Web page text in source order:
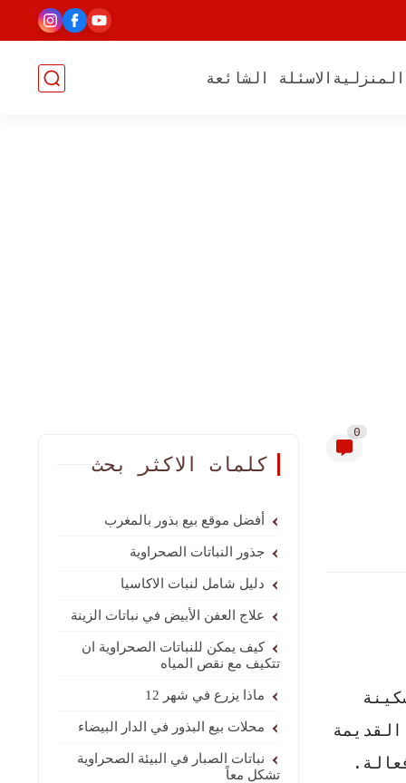
الاسئلة الشائعة
0
كلمات الاكثر بحث
أفضل موقع بيع بذور بالمغرب
جذور النباتات الصحراوية
دليل شامل لنبات الاكاسيا
علاج العفن الأبيض في نباتات الزينة
كيف يمكن للنباتات الصحراوية ان
تتكيف مع نقص المياه
ماذا يزرع في شهر 12
محلات بيع البذور في الدار البيضاء
نباتات الصبار في البيئة الصحراوية
تشكل معاً